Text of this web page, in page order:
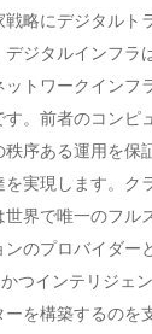
略にデジタルト
ジタルインフラ
ットワークインフ
す。前者のコンピ
秩序ある運用を保
を実現します。ク
世界で唯一のフル
ンのプロバイダー
つインテリジェ
を構築するのを